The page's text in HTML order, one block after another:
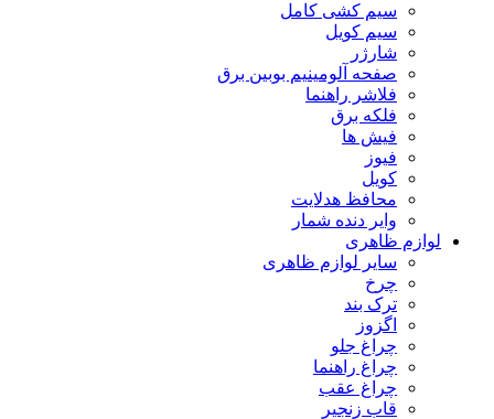
سیم کشی کامل
سیم کویل
شارژر
صفحه آلومینیم بوبین برق
فلاشر راهنما
فلکه برق
فیش ها
فیوز
کویل
محافظ هدلایت
وایر دنده شمار
لوازم ظاهری
سایر لوازم ظاهری
چرخ
ترک بند
اگزوز
چراغ جلو
چراغ راهنما
چراغ عقب
قاب زنجیر